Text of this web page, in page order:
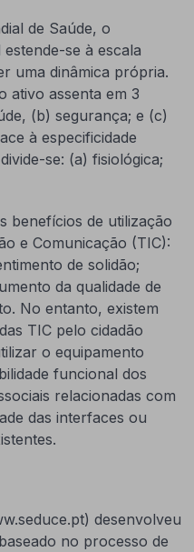
de Saúde, o
se à escala
uma dinâmica própria.
ativo assenta em 3
(b) segurança; e (c)
à especificidade
se: (a) fisiológica;
benefícios de utilização
e Comunicação (TIC):
de solidão;
da qualidade de
No entanto, existem
TIC pelo cidadão
o equipamento
funcional dos
relacionadas com
das interfaces ou
desenvolveu
no processo de